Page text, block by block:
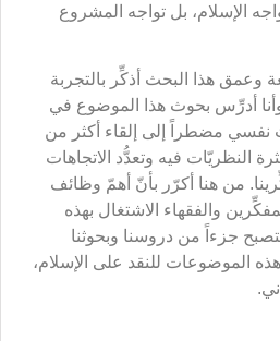
الإسلام، بل تواجه المشروع
وعمق هذا البحث أذكِّر بالتجربة
أدرِّس بحوث هذا الموضوع في
نفسي مضطراً إلى إلقاء أكثر من
النظريّات فيه وتعدُّد الاتجاهات
من هنا أكرّر بأنّ أهمّ وظائف
والفقهاء الاشتغال بهذه
جزءاً من دروسنا وبحوثنا
هذه الموضوعات للنقد على الإسلام،